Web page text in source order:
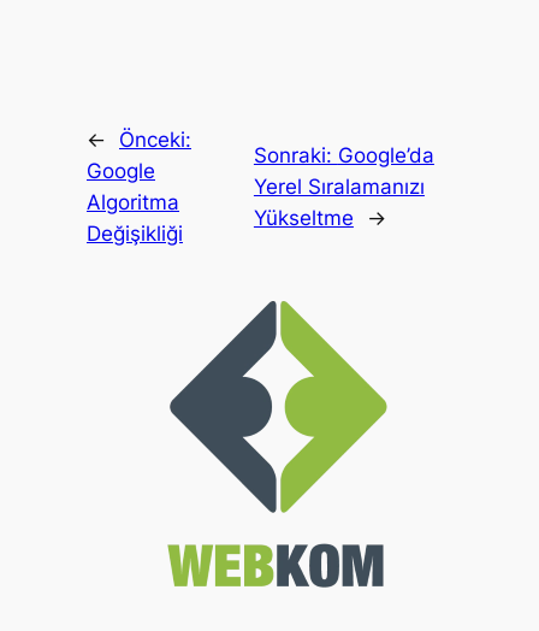
←
Önceki:
Google
Algoritma
Değişikliği
Sonraki: Google’da
Yerel Sıralamanızı
Yükseltme
→